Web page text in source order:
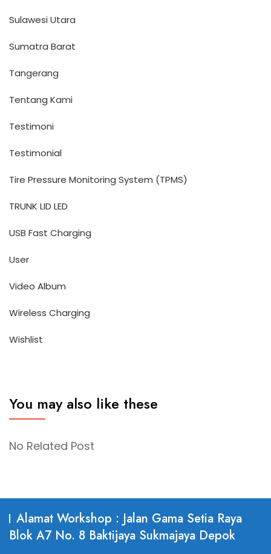
Sulawesi Utara
Sumatra Barat
Tangerang
Tentang Kami
Testimoni
Testimonial
Tire Pressure Monitoring System (TPMS)
TRUNK LID LED
USB Fast Charging
User
Video Album
Wireless Charging
Wishlist
You may also like these
No Related Post
Alamat Workshop : Jalan Gama Setia Raya
Blok A7 No. 8 Baktijaya Sukmajaya Depok